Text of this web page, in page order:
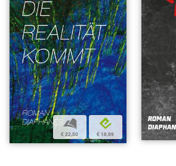
b
€ 22,50
e
€ 18,99